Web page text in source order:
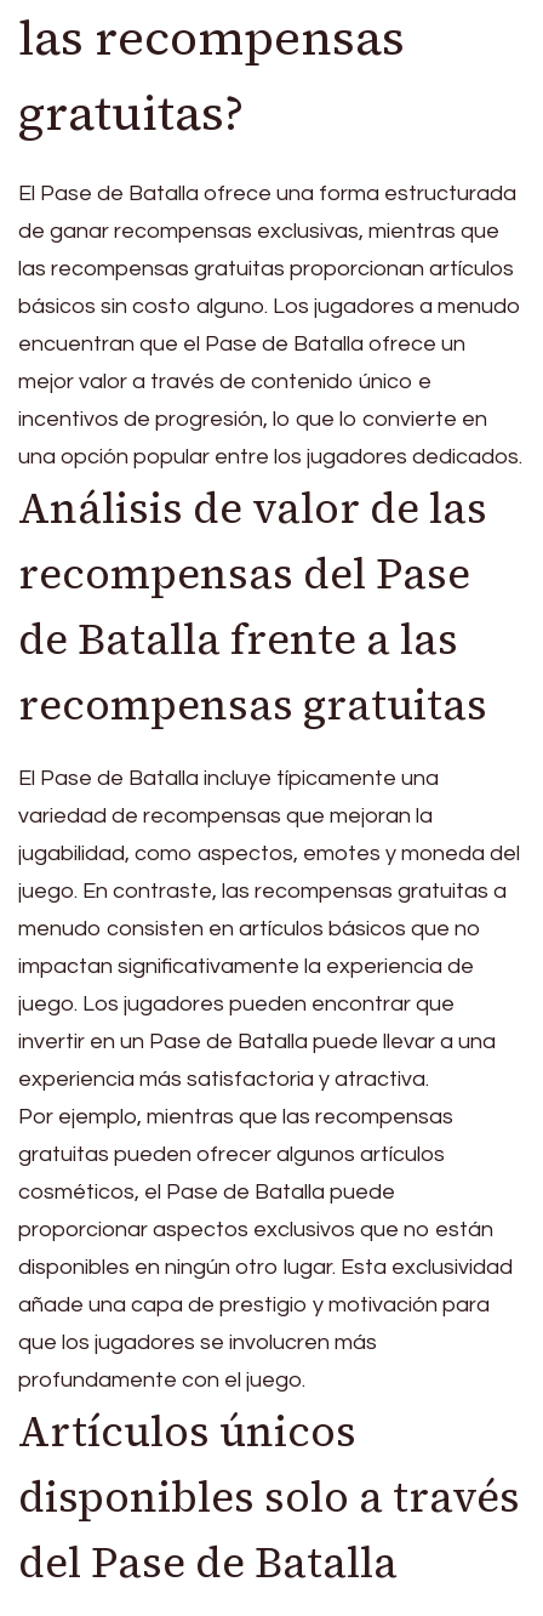
las recompensas
gratuitas?
El Pase de Batalla ofrece una forma estructurada
de ganar recompensas exclusivas, mientras que
las recompensas gratuitas proporcionan artículos
básicos sin costo alguno. Los jugadores a menudo
encuentran que el Pase de Batalla ofrece un
mejor valor a través de contenido único e
incentivos de progresión, lo que lo convierte en
una opción popular entre los jugadores dedicados.
Análisis de valor de las
recompensas del Pase
de Batalla frente a las
recompensas gratuitas
El Pase de Batalla incluye típicamente una
variedad de recompensas que mejoran la
jugabilidad, como aspectos, emotes y moneda del
juego. En contraste, las recompensas gratuitas a
menudo consisten en artículos básicos que no
impactan significativamente la experiencia de
juego. Los jugadores pueden encontrar que
invertir en un Pase de Batalla puede llevar a una
experiencia más satisfactoria y atractiva.
Por ejemplo, mientras que las recompensas
gratuitas pueden ofrecer algunos artículos
cosméticos, el Pase de Batalla puede
proporcionar aspectos exclusivos que no están
disponibles en ningún otro lugar. Esta exclusividad
añade una capa de prestigio y motivación para
que los jugadores se involucren más
profundamente con el juego.
Artículos únicos
disponibles solo a través
del Pase de Batalla